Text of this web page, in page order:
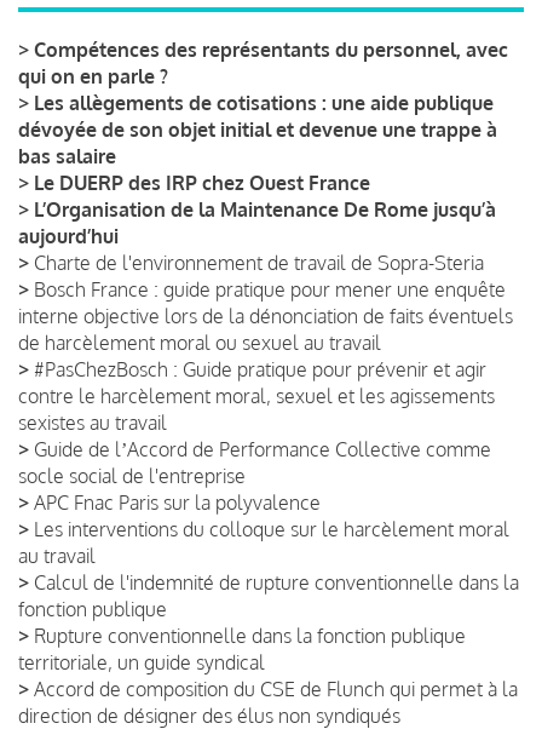
> Compétences des représentants du personnel, avec
qui on en parle ?
> Les allègements de cotisations : une aide publique
dévoyée de son objet initial et devenue une trappe à
bas salaire
> Le DUERP des IRP chez Ouest France
> L’Organisation de la Maintenance De Rome jusqu’à
aujourd’hui
> Charte de l'environnement de travail de Sopra-Steria
> Bosch France : guide pratique pour mener une enquête
interne objective lors de la dénonciation de faits éventuels
de harcèlement moral ou sexuel au travail
> #PasChezBosch : Guide pratique pour prévenir et agir
contre le harcèlement moral, sexuel et les agissements
sexistes au travail
> Guide de lʼAccord de Performance Collective comme
socle social de l'entreprise
> APC Fnac Paris sur la polyvalence
> Les interventions du colloque sur le harcèlement moral
au travail
> Calcul de l'indemnité de rupture conventionnelle dans la
fonction publique
> Rupture conventionnelle dans la fonction publique
territoriale, un guide syndical
> Accord de composition du CSE de Flunch qui permet à la
direction de désigner des élus non syndiqués